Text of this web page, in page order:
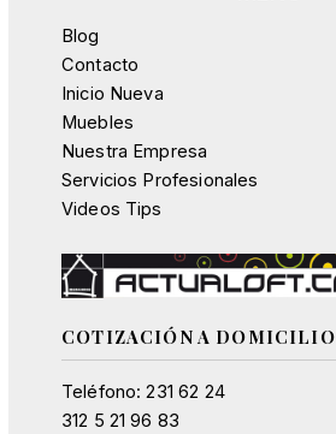
Blog
Contacto
Inicio Nueva
Muebles
Nuestra Empresa
Servicios Profesionales
Videos Tips
COTIZACIÓN A DOMICILIO
Teléfono: 231 62 24
312 5 21 96 83